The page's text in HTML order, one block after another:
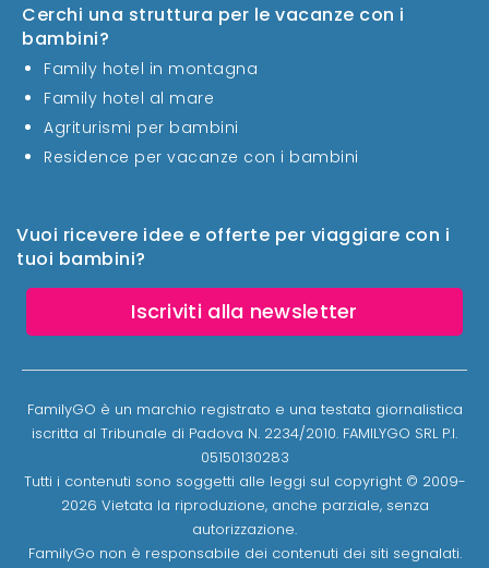
Vuoi ricevere idee e offerte per viaggiare con i
tuoi bambini?
Iscriviti alla newsletter
Cerchi una struttura per le vacanze con i
bambini?
Family hotel in montagna
Family hotel al mare
Agriturismi per bambini
Residence per vacanze con i bambini
FamilyGO è un marchio registrato e una testata giornalistica
iscritta al Tribunale di Padova N. 2234/2010. FAMILYGO SRL P.I.
05150130283
Tutti i contenuti sono soggetti alle leggi sul copyright © 2009-
2026 Vietata la riproduzione, anche parziale, senza
autorizzazione.
FamilyGo non è responsabile dei contenuti dei siti segnalati.